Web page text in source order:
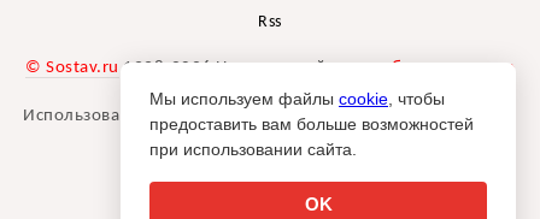
Rss
© Sostav.ru 1998-2026 Независимый проектбрендингового
агентства Depot
Использование материалов Sostav.ru допустимо только при
указании источника.
Мы используем файлы cookie , чтобы
предоставить вам больше возможностей
при использовании сайта.
OK